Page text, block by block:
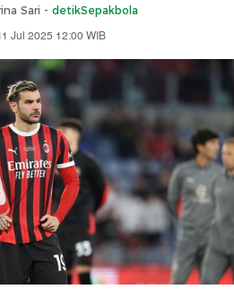
Sari - detikSepakbola
Jul 2025 12:00 WIB